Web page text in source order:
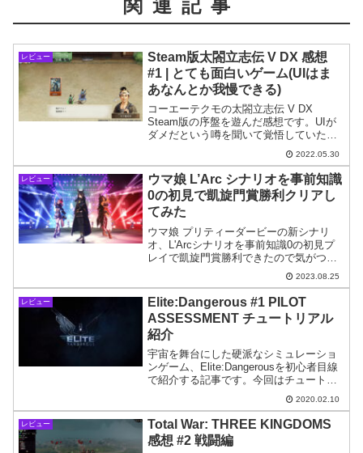
関連記事
レビュー
Steam版太閤立志伝 V DX 感想
#1 | とても面白いゲーム(UIはま
あなんとか我慢できる)
コーエーテクモの太閤立志伝 V DX
Steam版の序盤を遊んだ感想です。UIが
ダメだという噂を聞いて覚悟していたの
ですが、まあ許容できる範囲かなぁとい
う印象です(もちろんダメではあります)。
ゲーム内容自体は面白いのでオススメし
たいです。
2022.05.30
レビュー
ウマ娘 L’Arc シナリオを事前知識
0の初見で凱旋門賞勝利クリアし
てみた
ウマ娘 プリティーダービーの新シナリ
オ、L'Arcシナリオを事前知識0の初見プ
レイで凱旋門賞勝利できたので気がつい
たことや問題点などを書いてみたいと思
います。試行錯誤の余地はありそうです
が、なんかもう早くも底が見えたような
感もあります…。
2023.08.25
レビュー
Elite:Dangerous #1 PILOT
ASSESSMENT チュートリアル
紹介
宇宙を舞台にした硬派なシミュレーショ
ンゲーム、Elite:Dangerousを初心者目線
で紹介する記事です。今回はチュートリ
TUTORIAL」の進め方を紹介します。
2020.02.10
レビュー
Total War: THREE KINGDOMS
感想 #2 戦闘編